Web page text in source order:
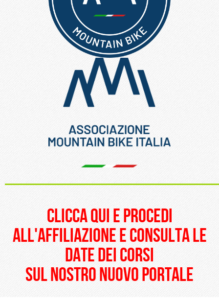
clicca qui e procedi
all'affiliazione e consulta le
date dei corsi
sul nostro nuovo portale